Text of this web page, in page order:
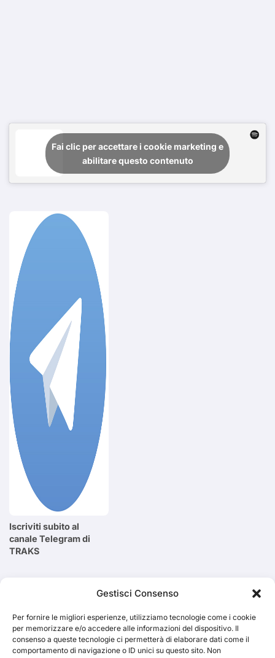
Gestisci Consenso
Per fornire le migliori esperienze, utilizziamo tecnologie come i cookie
per memorizzare e/o accedere alle informazioni del dispositivo. Il
consenso a queste tecnologie ci permetterà di elaborare dati come il
comportamento di navigazione o ID unici su questo sito. Non
Fai clic per accettare i cookie marketing e
abilitare questo contenuto
Iscriviti subito al
canale Telegram di
TRAKS
Cerca